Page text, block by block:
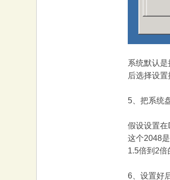
系统默认
后选择设
5、把系统
假设设置
这个2048
1.5倍到2倍
6、设置好